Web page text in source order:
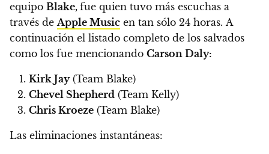
equipo Blake, fue quien tuvo más escuchas a
través deApple Music en tan sólo 24 horas. A
continuación el listado completo de los salvados
como los fue mencionando Carson Daly:
Kirk Jay(Team Blake)
Chevel Shepherd (Team Kelly)
Chris Kroeze (Team Blake)
Las eliminaciones instantáneas: